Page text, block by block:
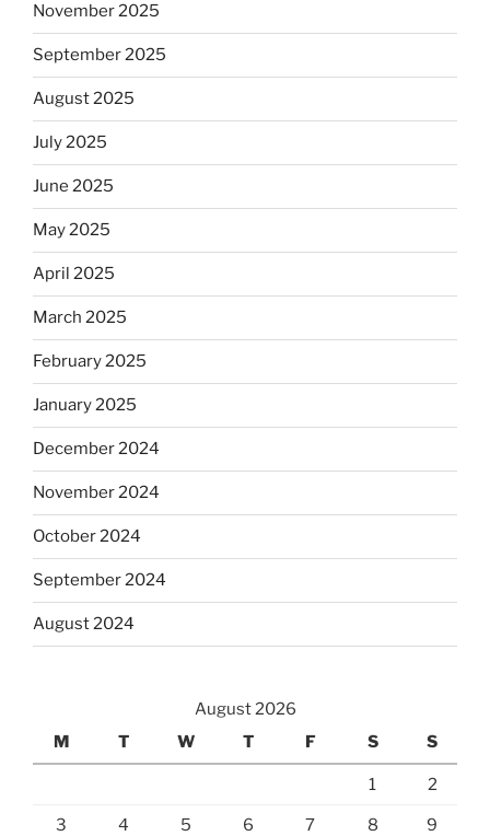
November 2025
September 2025
August 2025
July 2025
June 2025
May 2025
April 2025
March 2025
February 2025
January 2025
December 2024
November 2024
October 2024
September 2024
August 2024
August 2026
M
T W T F S S
1 2
3 4 5 6 7 8 9